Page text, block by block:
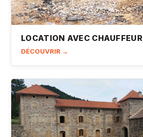
LOCATION AVEC CHAUFFEUR
DÉCOUVRIR →